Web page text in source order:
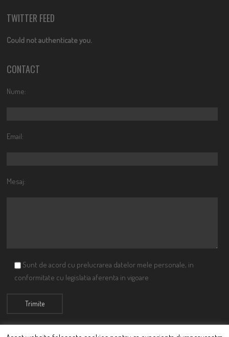
TWITTER FEED
Could not authenticate you.
CONTACT
Nume:
Email:
Mesaj:
Sunt de acord cu prelucrarea datelor mele personale, in
conformitate cu legislatia aferenta in vigoare